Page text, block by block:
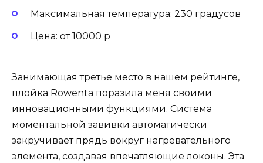
Максимальная температура: 230 градусов
Цена: от 10000 р
Занимающая третье место в нашем рейтинге,
плойка Rowenta поразила меня своими
инновационными функциями. Система
моментальной завивки автоматически
закручивает прядь вокруг нагревательного
элемента, создавая впечатляющие локоны. Эта